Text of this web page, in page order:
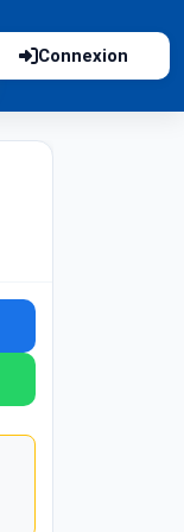
Connexion